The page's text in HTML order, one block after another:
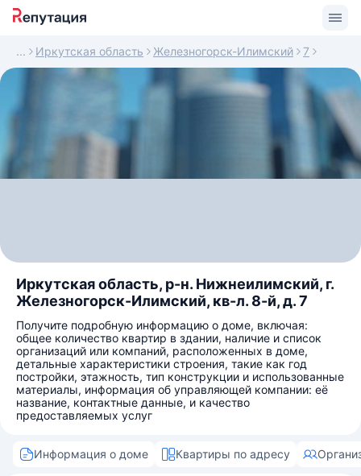
Иркутская область Железногорск-Илимский 7
Иркутская область, р-н. Нижнеилимский, г.
Железногорск-Илимский, кв-л. 8-й, д. 7
Получите подробную информацию о доме, включая:
общее количество квартир в здании, наличие и список
организаций или компаний, расположенных в доме,
детальные характеристики строения, такие как год
постройки, этажность, тип конструкции и использованные
материалы, информация об управляющей компании: её
название, контактные данные, и качество
предоставляемых услуг
Информация о доме Квартиры по адресу